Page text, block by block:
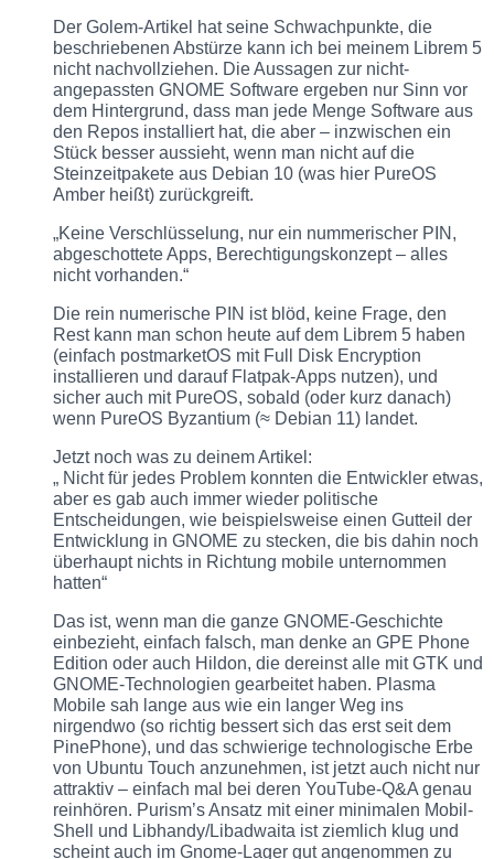
Der Golem-Artikel hat seine Schwachpunkte, die
beschriebenen Abstürze kann ich bei meinem Librem 5
nicht nachvollziehen. Die Aussagen zur nicht-
angepassten GNOME Software ergeben nur Sinn vor
dem Hintergrund, dass man jede Menge Software aus
den Repos installiert hat, die aber – inzwischen ein
Stück besser aussieht, wenn man nicht auf die
Steinzeitpakete aus Debian 10 (was hier PureOS
Amber heißt) zurückgreift.
„Keine Verschlüsselung, nur ein nummerischer PIN,
abgeschottete Apps, Berechtigungskonzept – alles
nicht vorhanden.“
Die rein numerische PIN ist blöd, keine Frage, den
Rest kann man schon heute auf dem Librem 5 haben
(einfach postmarketOS mit Full Disk Encryption
installieren und darauf Flatpak-Apps nutzen), und
sicher auch mit PureOS, sobald (oder kurz danach)
wenn PureOS Byzantium (≈ Debian 11) landet.
Jetzt noch was zu deinem Artikel:
„ Nicht für jedes Problem konnten die Entwickler etwas,
aber es gab auch immer wieder politische
Entscheidungen, wie beispielsweise einen Gutteil der
Entwicklung in GNOME zu stecken, die bis dahin noch
überhaupt nichts in Richtung mobile unternommen
hatten“
Das ist, wenn man die ganze GNOME-Geschichte
einbezieht, einfach falsch, man denke an GPE Phone
Edition oder auch Hildon, die dereinst alle mit GTK und
GNOME-Technologien gearbeitet haben. Plasma
Mobile sah lange aus wie ein langer Weg ins
nirgendwo (so richtig bessert sich das erst seit dem
PinePhone), und das schwierige technologische Erbe
von Ubuntu Touch anzunehmen, ist jetzt auch nicht nur
attraktiv – einfach mal bei deren YouTube-Q&A genau
reinhören. Purism’s Ansatz mit einer minimalen Mobil-
Shell und Libhandy/Libadwaita ist ziemlich klug und
scheint auch im Gnome-Lager gut angenommen zu